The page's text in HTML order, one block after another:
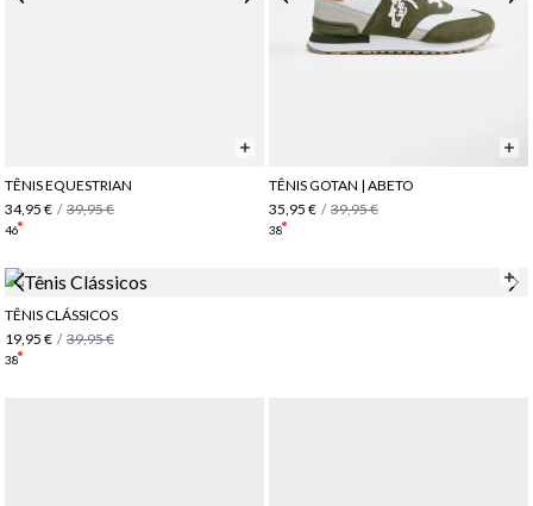
TÊNIS EQUESTRIAN
34,95 € / 39,95 €
46
TÊNIS GOTAN | ABETO
35,95 € / 39,95 €
38
TÊNIS CLÁSSICOS
19,95 € / 39,95 €
38